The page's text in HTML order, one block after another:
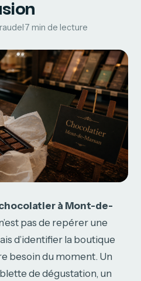
·7 min de lecture
à Mont-de-
pas de repérer une
d’identifier la boutique
besoin du moment. Un
de dégustation, un